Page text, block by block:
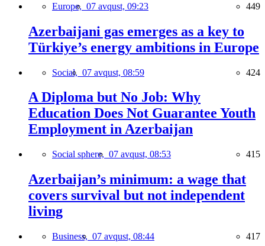
Europe, 07 avqust, 09:23 449
Azerbaijani gas emerges as a key to
Türkiye’s energy ambitions in Europe
Social, 07 avqust, 08:59 424
A Diploma but No Job: Why
Education Does Not Guarantee Youth
Employment in Azerbaijan
Social sphere, 07 avqust, 08:53 415
Azerbaijan’s minimum: a wage that
covers survival but not independent
living
Business, 07 avqust, 08:44 417